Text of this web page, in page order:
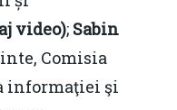
video); Sabin
Comisia
informaţiei şi